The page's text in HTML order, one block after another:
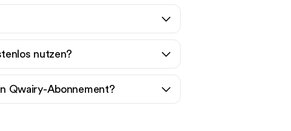
nutzen?
Qwairy-Abonnement?